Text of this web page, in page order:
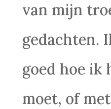
van mijn
gedachten.
goed hoe ik
moet, of